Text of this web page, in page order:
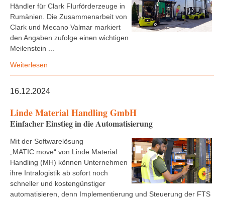
Händler für Clark Flurförderzeuge in
Rumänien. Die Zusammenarbeit von
Clark und Mecano Valmar markiert
den Angaben zufolge einen wichtigen
Meilenstein ...
Weiterlesen
16.12.2024
Linde Material Handling GmbH
Einfacher Einstieg in die Automatisierung
Mit der Softwarelösung
„MATIC:move“ von Linde Material
Handling (MH) können Unternehmen
ihre Intralogistik ab sofort noch
schneller und kostengünstiger
automatisieren, denn Implementierung und Steuerung der FTS